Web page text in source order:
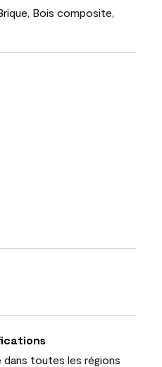
Bois composite,
toutes les régions